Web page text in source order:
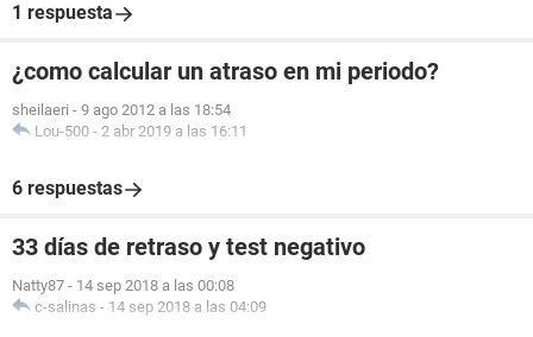
1 respuesta
¿como calcular un atraso en mi periodo?
sheilaeri - 9 ago 2012 a las 18:54
Lou-500 - 2 abr 2019 a las 16:11
6 respuestas
33 días de retraso y test negativo
Natty87 - 14 sep 2018 a las 00:08
c-salinas - 14 sep 2018 a las 04:09